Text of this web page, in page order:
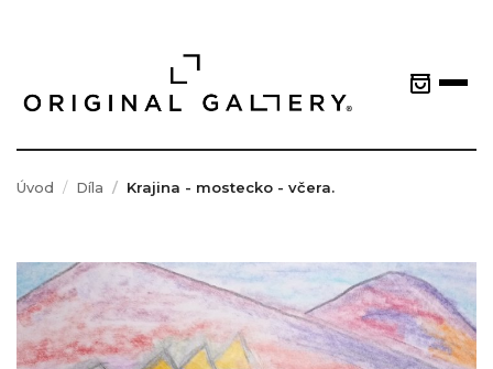
Úvod Díla Krajina - mostecko - včera.